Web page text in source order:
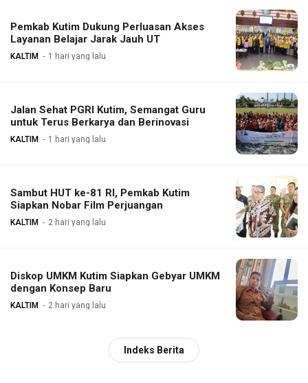
Pemkab Kutim Dukung Perluasan Akses
Layanan Belajar Jarak Jauh UT
KALTIM 1 hari yang lalu
Jalan Sehat PGRI Kutim, Semangat Guru
untuk Terus Berkarya dan Berinovasi
KALTIM 1 hari yang lalu
Sambut HUT ke-81 RI, Pemkab Kutim
Siapkan Nobar Film Perjuangan
KALTIM 2 hari yang lalu
Diskop UMKM Kutim Siapkan Gebyar UMKM
dengan Konsep Baru
KALTIM 2 hari yang lalu
Indeks Berita